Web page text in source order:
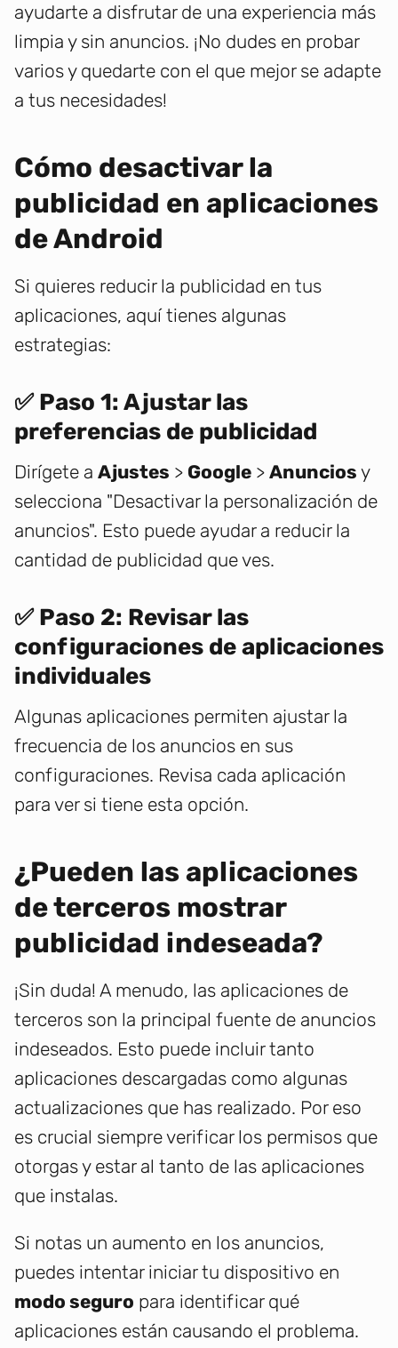
ayudarte a disfrutar de una experiencia más
limpia y sin anuncios. ¡No dudes en probar
varios y quedarte con el que mejor se adapte
a tus necesidades!
Cómo desactivar la
publicidad en aplicaciones
de Android
Si quieres reducir la publicidad en tus
aplicaciones, aquí tienes algunas
estrategias:
✅ Paso 1: Ajustar las
preferencias de publicidad
Dirígete a Ajustes > Google > Anuncios y
selecciona "Desactivar la personalización de
anuncios". Esto puede ayudar a reducir la
cantidad de publicidad que ves.
✅ Paso 2: Revisar las
configuraciones de aplicaciones
individuales
Algunas aplicaciones permiten ajustar la
frecuencia de los anuncios en sus
configuraciones. Revisa cada aplicación
para ver si tiene esta opción.
¿Pueden las aplicaciones
de terceros mostrar
publicidad indeseada?
¡Sin duda! A menudo, las aplicaciones de
terceros son la principal fuente de anuncios
indeseados. Esto puede incluir tanto
aplicaciones descargadas como algunas
actualizaciones que has realizado. Por eso
es crucial siempre verificar los permisos que
otorgas y estar al tanto de las aplicaciones
que instalas.
Si notas un aumento en los anuncios,
puedes intentar iniciar tu dispositivo en
modo seguro para identificar qué
aplicaciones están causando el problema.